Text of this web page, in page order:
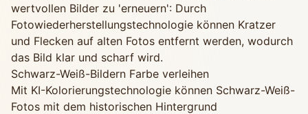
wertvollen Bilder zu 'erneuern': Durch
Fotowiederherstellungstechnologie können Kratzer
und Flecken auf alten Fotos entfernt werden, wodurch
das Bild klar und scharf wird.
Schwarz-Weiß-Bildern Farbe verleihen
Mit KI-Kolorierungstechnologie können Schwarz-Weiß-
Fotos mit dem historischen Hintergrund